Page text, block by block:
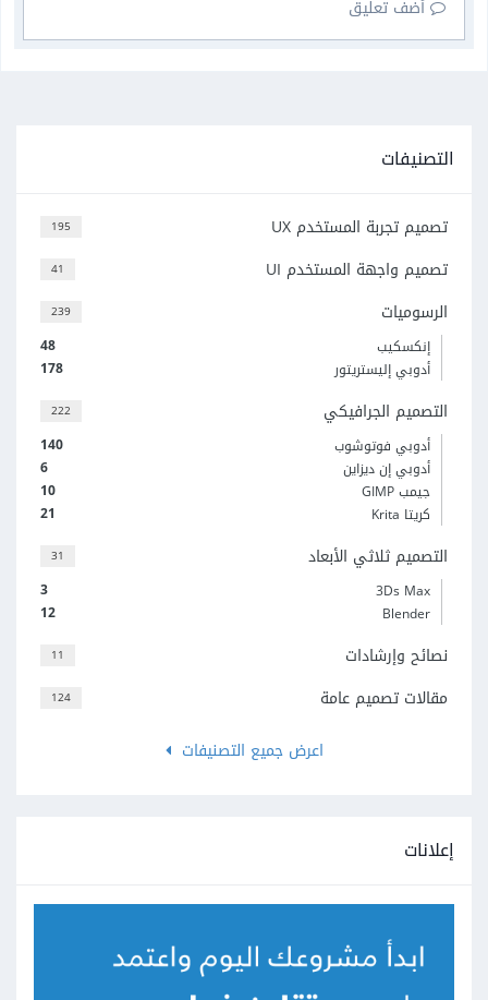
أضف تعليق
التصنيفات
195 تصميم تجربة المستخدم UX
41 تصميم واجهة المستخدم UI
239 الرسوميات
48
إنكسكيب
178
أدوبي إليستريتور
222 التصميم الجرافيكي
140
أدوبي فوتوشوب
6
أدوبي إن ديزاين
10
جيمب GIMP
21
كريتا Krita
31 التصميم ثلاثي الأبعاد
3
3Ds Max
12
Blender
11 نصائح وإرشادات
124
مقالات تصميم عامة
اعرض جميع التصنيفات
إعلانات